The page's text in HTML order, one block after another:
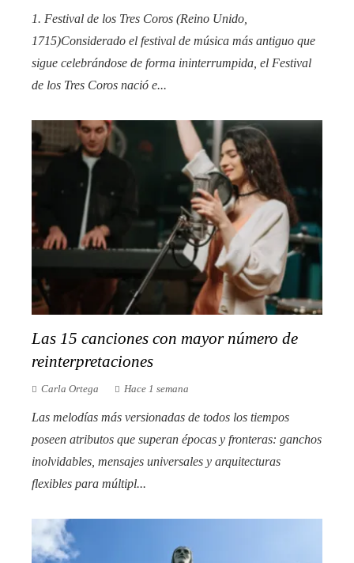
1. Festival de los Tres Coros (Reino Unido,
1715)Considerado el festival de música más antiguo que
sigue celebrándose de forma ininterrumpida, el Festival
de los Tres Coros nació e...
Las 15 canciones con mayor número de
reinterpretaciones
Carla Ortega Hace 1 semana
Las melodías más versionadas de todos los tiempos
poseen atributos que superan épocas y fronteras: ganchos
inolvidables, mensajes universales y arquitecturas
flexibles para múltipl...